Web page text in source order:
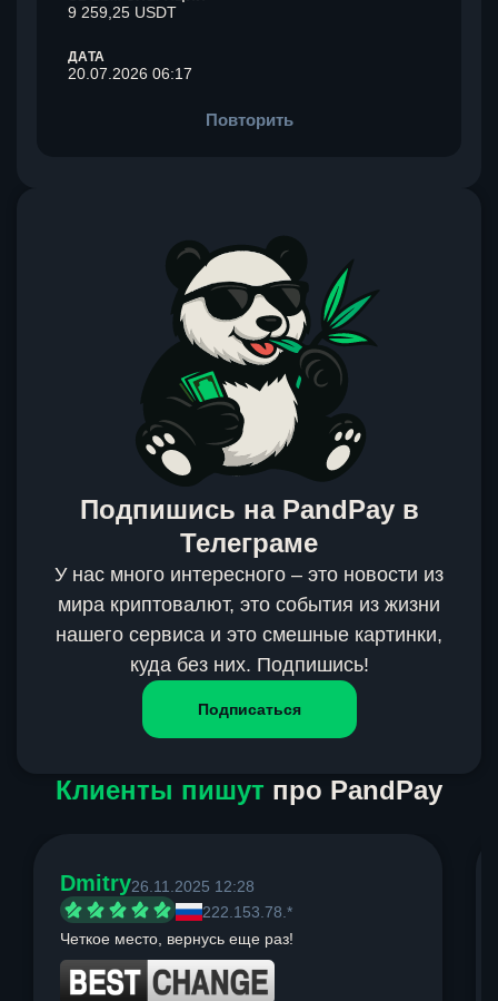
9 259,25 USDT
ДАТА
20.07.2026 06:17
Повторить
Подпишись на PandPay в
Телеграме
У нас много интересного – это новости из
мира криптовалют, это события из жизни
нашего сервиса и это смешные картинки,
куда без них. Подпишись!
Подписаться
Клиенты пишут про PandPay
Dmitry26.11.2025 12:28
222.153.78.*
Четкое место, вернусь еще раз!